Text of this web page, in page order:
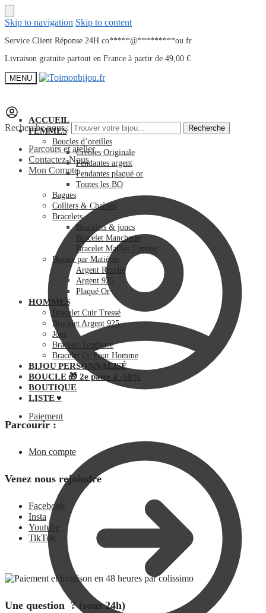
Skip to navigation Skip to content
Service Client Réponse 24H co*****@*********ou.fr
Livraison gratuite partout en France à partir de 49,00 €
MENU
Recherche pour : Recherche
Parcours et atelier
Contactez-Nous
Mon Compte
Paiement
ACCUEIL
FEMMES
Boucles d’oreilles
Créoles Originale
Pendantes argent
Pendantes plaqué or
Toutes les BO
Bagues
Colliers & Chaînes
Bracelets
Bracelets & joncs
Bracelet Manchette
Bracelet Mailles Femme
Bijoux par Matières
Argent Rhodié
Argent 925
Plaqué Or
HOMMES
Bracelet Cuir Tressé
Bracelet Argent 925
Jonc
Bracelet Tendance
Bracelet Or Pour Homme
BIJOU PERSONNALISÉ
BOUCLE 🎁 2e paire à -50%
BOUTIQUE
LISTE ♥
Parcourir :
Mon compte
Venez nous rejoindre
Facebook
Insta
Youtube
TikTok
Une question ? (sous 24h)